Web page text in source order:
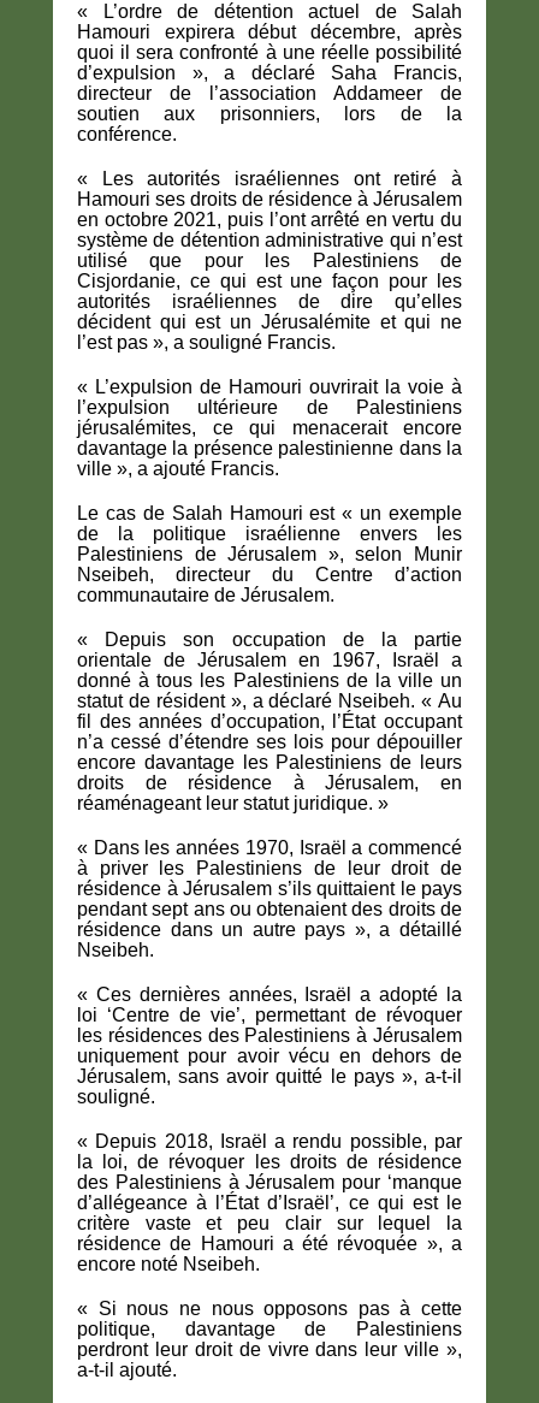
« L’ordre de détention actuel de Salah
Hamouri expirera début décembre, après
quoi il sera confronté à une réelle possibilité
d’expulsion », a déclaré Saha Francis,
directeur de l’association Addameer de
soutien aux prisonniers, lors de la
conférence.
« Les autorités israéliennes ont retiré à
Hamouri ses droits de résidence à Jérusalem
en octobre 2021, puis l’ont arrêté en vertu du
système de détention administrative qui n’est
utilisé que pour les Palestiniens de
Cisjordanie, ce qui est une façon pour les
autorités israéliennes de dire qu’elles
décident qui est un Jérusalémite et qui ne
l’est pas », a souligné Francis.
« L’expulsion de Hamouri ouvrirait la voie à
l’expulsion ultérieure de Palestiniens
jérusalémites, ce qui menacerait encore
davantage la présence palestinienne dans la
ville », a ajouté Francis.
Le cas de Salah Hamouri est « un exemple
de la politique israélienne envers les
Palestiniens de Jérusalem », selon Munir
Nseibeh, directeur du Centre d’action
communautaire de Jérusalem.
« Depuis son occupation de la partie
orientale de Jérusalem en 1967, Israël a
donné à tous les Palestiniens de la ville un
statut de résident », a déclaré Nseibeh. « Au
fil des années d’occupation, l’État occupant
n’a cessé d’étendre ses lois pour dépouiller
encore davantage les Palestiniens de leurs
droits de résidence à Jérusalem, en
réaménageant leur statut juridique. »
« Dans les années 1970, Israël a commencé
à priver les Palestiniens de leur droit de
résidence à Jérusalem s’ils quittaient le pays
pendant sept ans ou obtenaient des droits de
résidence dans un autre pays », a détaillé
Nseibeh.
« Ces dernières années, Israël a adopté la
loi ‘Centre de vie’, permettant de révoquer
les résidences des Palestiniens à Jérusalem
uniquement pour avoir vécu en dehors de
Jérusalem, sans avoir quitté le pays », a-t-il
souligné.
« Depuis 2018, Israël a rendu possible, par
la loi, de révoquer les droits de résidence
des Palestiniens à Jérusalem pour ‘manque
d’allégeance à l’État d’Israël’, ce qui est le
critère vaste et peu clair sur lequel la
résidence de Hamouri a été révoquée », a
encore noté Nseibeh.
« Si nous ne nous opposons pas à cette
politique, davantage de Palestiniens
perdront leur droit de vivre dans leur ville »,
a-t-il ajouté.